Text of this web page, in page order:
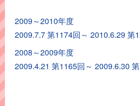
ア
ー
カ
イ
2009～2010年度
2009.7.7 第1174回～ 2010.6.29 第
2008～2009年度
2009.4.21 第1165回～ 2009.6.30